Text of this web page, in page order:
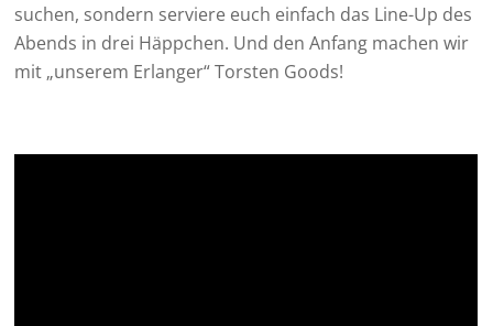
suchen, sondern serviere euch einfach das Line-Up des
Abends in drei Häppchen. Und den Anfang machen wir
mit „unserem Erlanger“ Torsten Goods!